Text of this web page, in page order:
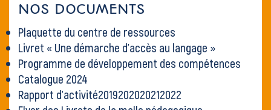
NOS DOCUMENTS
Plaquette du centre de ressources
Livret « Une démarche d’accès au langage »
Programme de développement des compétences
Catalogue 2024
Rapport d’activité2019202020212022